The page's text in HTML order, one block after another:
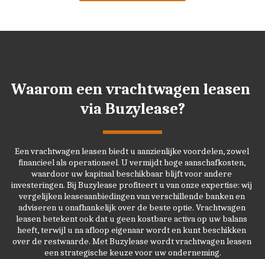
Waarom een vrachtwagen leasen
via Buzylease?
Een vrachtwagen leasen biedt u aanzienlijke voordelen, zowel
financieel als operationeel. U vermijdt hoge aanschafkosten,
waardoor uw kapitaal beschikbaar blijft voor andere
investeringen. Bij Buzylease profiteert u van onze expertise: wij
vergelijken leaseaanbiedingen van verschillende banken en
adviseren u onafhankelijk over de beste optie. Vrachtwagen
leasen betekent ook dat u geen kostbare activa op uw balans
heeft, terwijl u na afloop eigenaar wordt en kunt beschikken
over de restwaarde. Met Buzylease wordt vrachtwagen leasen
een strategische keuze voor uw onderneming.